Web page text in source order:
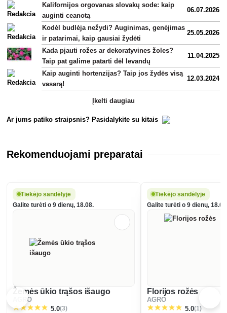
Kalifornijos orgovanas slovakų sode: kaip
auginti ceanotą
06.07.2026
Kodėl budlėja nežydi? Auginimas, genėjimas
ir patarimai, kaip gausiai žydėti
25.05.2026
Kada pjauti rožes ar dekoratyvines žoles?
Taip pat galime patarti dėl levandų
11.04.2025
Kaip auginti hortenzijas? Taip jos žydės visą
vasarą!
12.03.2024
Įkelti daugiau
Ar jums patiko straipsnis? Pasidalykite su kitais
Rekomenduojami preparatai
Tiekėjo sandėlyje
Galite turėti o 9 dienų, 18.08.
Žemės ūkio trąšos išaugo
AGRO
5.0(3)
Tiekėjo sandėlyje
Galite turėti o 9 dienų,
Florijos rožės
AGRO
5.0(1)